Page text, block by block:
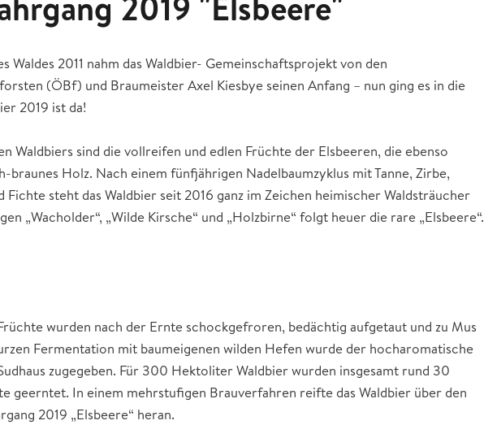
Waldes 2011 nahm das Waldbier- Gemeinschaftsprojekt von den
(ÖBf) und Braumeister Axel Kiesbye seinen Anfang – nun ging es in die
2019 ist da!
Waldbiers sind die vollreifen und edlen Früchte der Elsbeeren, die ebenso
Holz. Nach einem fünfjährigen Nadelbaumzyklus mit Tanne, Zirbe,
Fichte steht das Waldbier seit 2016 ganz im Zeichen heimischer Waldsträucher
„Wacholder“, „Wilde Kirsche“ und „Holzbirne“ folgt heuer die rare „Elsbeere“.
wurden nach der Ernte schockgefroren, bedächtig aufgetaut und zu Mus
Fermentation mit baumeigenen wilden Hefen wurde der hocharomatische
zugegeben. Für 300 Hektoliter Waldbier wurden insgesamt rund 30
geerntet. In einem mehrstufigen Brauverfahren reifte das Waldbier über den
2019 „Elsbeere“ heran.